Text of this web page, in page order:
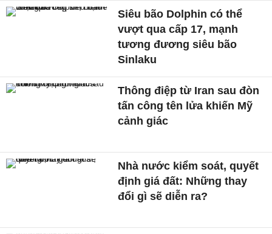
Siêu bão Dolphin có thể
vượt qua cấp 17, mạnh
tương đương siêu bão
Sinlaku
Thông điệp từ Iran sau đòn
tấn công tên lửa khiến Mỹ
cảnh giác
Nhà nước kiểm soát, quyết
định giá đất: Những thay
đổi gì sẽ diễn ra?